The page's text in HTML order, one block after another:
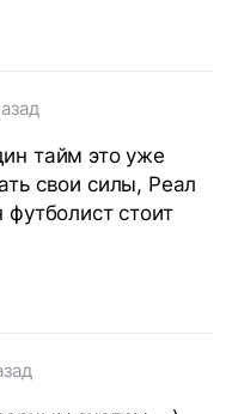
тайм это уже
свои силы, Реал
стоит